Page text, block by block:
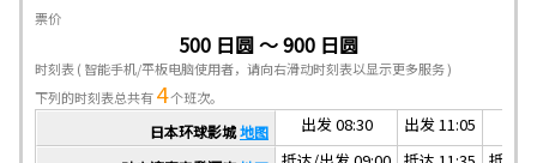
票价
500 日圆 ～ 900 日圆
时刻表( 智能手机/平板电脑使用者，请向右滑动时刻表以显示更多服务 )
下列的时刻表总共有4个班次。
日本环球影城地图 出发 08:30 出发 11:05